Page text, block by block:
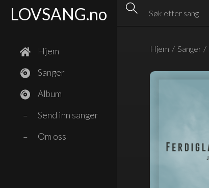
LOVSANG.no
Hjem
Sanger
Album
– Send inn sanger
– Om oss
Hjem / Sanger /